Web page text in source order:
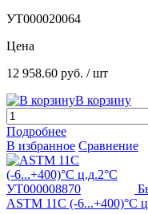
УТ000020064
Цена
12 958.60 руб. / шт
В корзину
Подробнее
В избранное Сравнение
ASTM 11C (-6...+400)°С